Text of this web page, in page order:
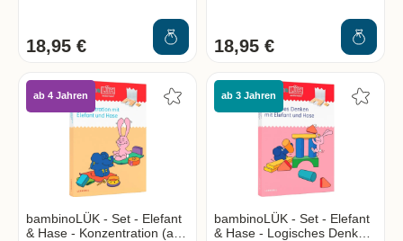
18,95 € 18,95 €
ab 4 Jahren
bambinoLÜK - Set - Elefant
& Hase - Konzentration (ab
ab 3 Jahren
bambinoLÜK - Set - Elefant
& Hase - Logisches Denken